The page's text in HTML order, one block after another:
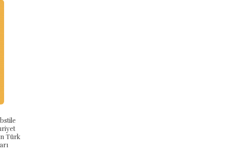
Türk